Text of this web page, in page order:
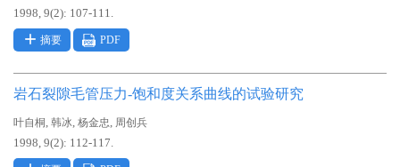
1998, 9(2): 107-111.
摘要 PDF
岩石裂隙毛管压力-饱和度关系曲线的试验研究
叶自桐 , 韩冰, 杨金忠, 周创兵
1998, 9(2): 112-117.